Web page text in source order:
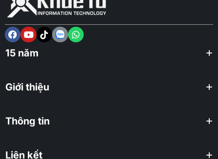
15 năm
Giới thiệu
Thông tin
Liên kết